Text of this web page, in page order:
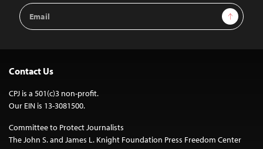
Email
Address
Sign Up
Contact Us
CPJ is a 501(c)3 non-profit.
Our EIN is 13-3081500.
Committee to Protect Journalists
The John S. and James L. Knight Foundation Press Freedom Center